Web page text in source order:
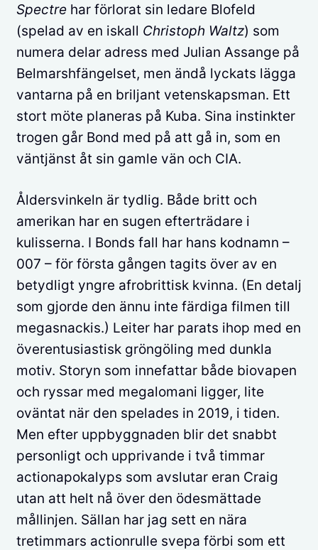
Spectre har förlorat sin ledare Blofeld
(spelad av en iskall Christoph Waltz) som
numera delar adress med Julian Assange på
Belmarshfängelset, men ändå lyckats lägga
vantarna på en briljant vetenskapsman. Ett
stort möte planeras på Kuba. Sina instinkter
trogen går Bond med på att gå in, som en
väntjänst åt sin gamle vän och CIA.
Åldersvinkeln är tydlig. Både britt och
amerikan har en sugen efterträdare i
kulisserna. I Bonds fall har hans kodnamn –
007 – för första gången tagits över av en
betydligt yngre afrobrittisk kvinna. (En detalj
som gjorde den ännu inte färdiga filmen till
megasnackis.) Leiter har parats ihop med en
överentusiastisk gröngöling med dunkla
motiv. Storyn som innefattar både biovapen
och ryssar med megalomani ligger, lite
oväntat när den spelades in 2019, i tiden.
Men efter uppbyggnaden blir det snabbt
personligt och upprivande i två timmar
actionapokalyps som avslutar eran Craig
utan att helt nå över den ödesmättade
mållinjen. Sällan har jag sett en nära
tretimmars actionrulle svepa förbi som ett